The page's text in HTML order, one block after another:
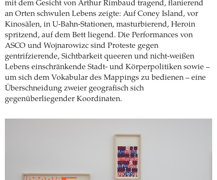
mit dem Gesicht von Arthur Rimbaud tragend, flanierend
an Orten schwulen Lebens zeigte: Auf Coney Island, vor
Kinosälen, in U-Bahn-Stationen, masturbierend, Heroin
spritzend, auf dem Bett liegend. Die Performances von
ASCO und Wojnarowizc sind Proteste gegen
gentrifzierende, Sichtbarkeit queeren und nicht-weißen
Lebens einschränkende Stadt- und Körperpolitiken sowie –
um sich dem Vokabular des Mappings zu bedienen – eine
Überschneidung zweier geografisch sich
gegenüberliegender Koordinaten.